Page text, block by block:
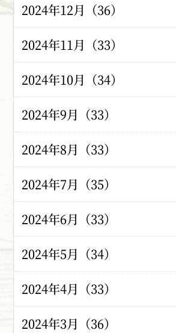
2024年12月（36）
2024年11月（33）
2024年10月（34）
2024年9月（33）
2024年8月（33）
2024年7月（35）
2024年6月（33）
2024年5月（34）
2024年4月（33）
2024年3月（36）